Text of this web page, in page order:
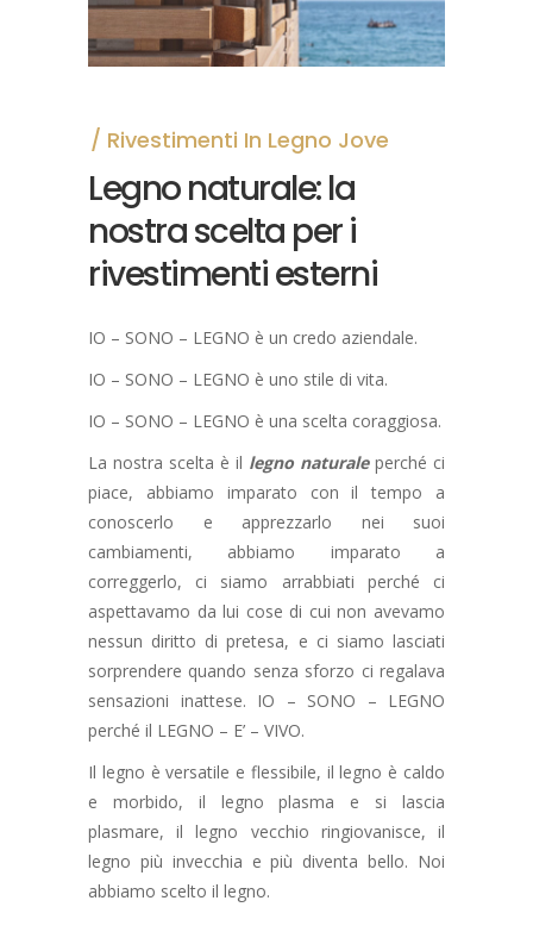
Rivestimenti In Legno Jove
Legno naturale: la
nostra scelta per i
rivestimenti esterni
IO – SONO – LEGNO è un credo aziendale.
IO – SONO – LEGNO è uno stile di vita.
IO – SONO – LEGNO è una scelta coraggiosa.
La nostra scelta è il legno naturaleperché ci
piace, abbiamo imparato con il tempo a
conoscerlo e apprezzarlo nei suoi
cambiamenti, abbiamo imparato a
correggerlo, ci siamo arrabbiati perché ci
aspettavamo da lui cose di cui non avevamo
nessun diritto di pretesa, e ci siamo lasciati
sorprendere quando senza sforzo ci regalava
sensazioni inattese. IO – SONO – LEGNO
perché il LEGNO – E’ – VIVO.
Il legno è versatile e flessibile, il legno è caldo
e morbido, il legno plasma e si lascia
plasmare, il legno vecchio ringiovanisce, il
legno più invecchia e più diventa bello. Noi
abbiamo scelto il legno.